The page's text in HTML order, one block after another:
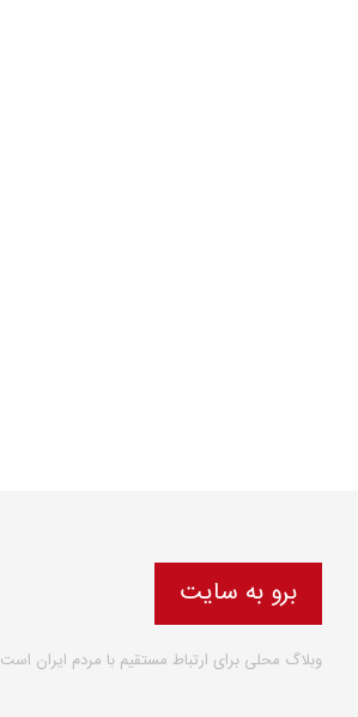
برو به سایت
وبلاگ محلی برای ارتباط مستقیم با مردم ایران است